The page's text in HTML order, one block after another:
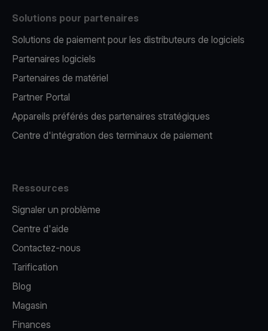
Solutions pour partenaires
Solutions de paiement pour les distributeurs de logiciels
Partenaires logiciels
Partenaires de matériel
Partner Portal
Appareils préférés des partenaires stratégiques
Centre d'intégration des terminaux de paiement
Ressources
Signaler un problème
Centre d'aide
Contactez-nous
Tarification
Blog
Magasin
Finances